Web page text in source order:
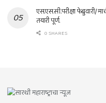
एस.एस.सी.परीक्षा फेब्रुवारी/
तयारी पूर्ण.
0 SHARES